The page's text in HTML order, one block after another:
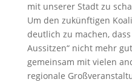
mit unserer Stadt zu
Um den zukünftigen
deutlich zu machen,
Aussitzen“ nicht mehr
gemeinsam mit vielen
regionale